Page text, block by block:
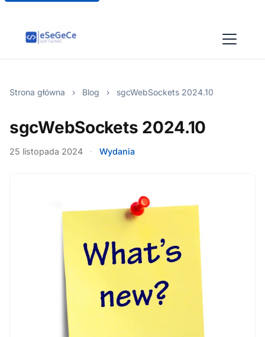
Strona główna › Blog › sgcWebSockets 2024.10
sgcWebSockets 2024.10
25 listopada 2024 · Wydania